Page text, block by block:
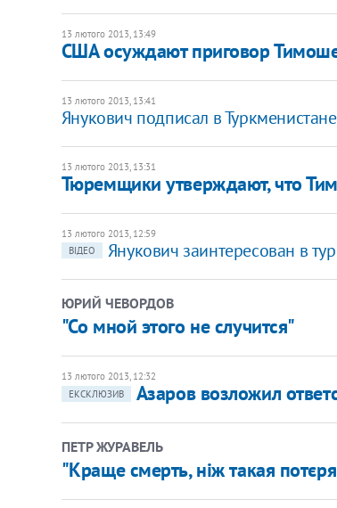
13 лютого 2013, 13:49
США осуждают приговор
13 лютого 2013, 13:41
Янукович подписал в
13 лютого 2013, 13:31
Тюремщики утверждают, что
13 лютого 2013, 12:59
ВІДЕО
Янукович заинтересован в
ЮРИЙ ЧЕВОРДОВ
"Со мной этого не случится"
13 лютого 2013, 12:32
ЕКСКЛЮЗИВ
Азаров возложил
ПЕТР ЖУРАВЕЛЬ
"Краще смерть, ніж такая